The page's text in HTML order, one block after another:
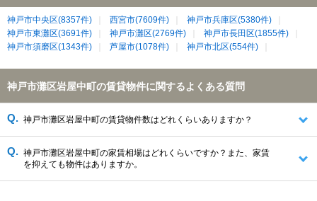
神戸市中央区(8357件) 西宮市(7609件)
神戸市兵庫区(5380件)
神戸市東灘区(3691件)
神戸市灘区(2769件)
神戸市長田区(1855件)
神戸市須磨区(1343件)
芦屋市(1078件) 神戸市北区(554件)
神戸市灘区岩屋中町の賃貸物件に関するよくある質問
神戸市灘区岩屋中町の賃貸物件数はどれくらいありますか？
神戸市灘区岩屋中町の家賃相場はどれくらいですか？また、家賃
を抑えても物件はありますか。